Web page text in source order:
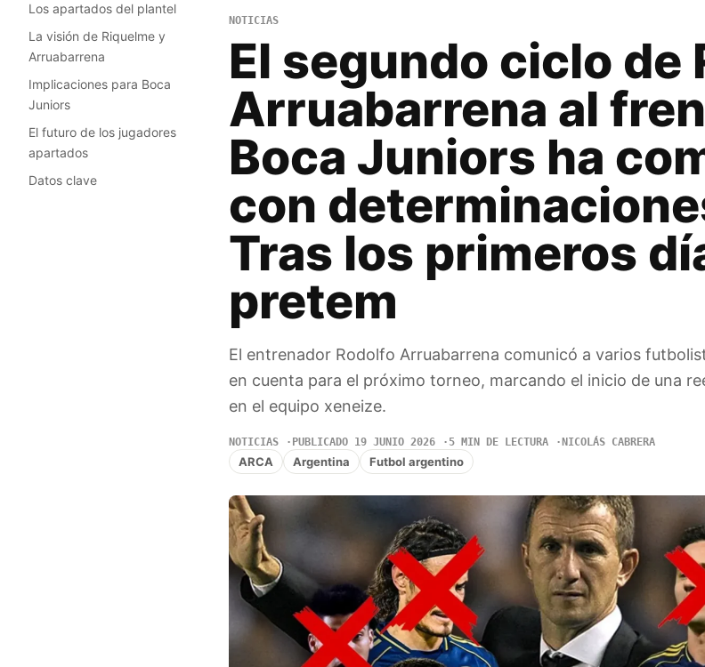
Los apartados del plantel
La visión de Riquelme y
Arruabarrena
Implicaciones para Boca
Juniors
El futuro de los jugadores
apartados
Datos clave
NOTICIAS
El segundo ciclo de
Arruabarrena al
Boca Juniors ha
con
Tras los primeros
pretem
El entrenador Rodolfo Arruabarrena comunicó a varios
en cuenta para el próximo torneo, marcando el inicio de una
en el equipo xeneize.
NOTICIAS PUBLICADO 19 JUNIO 2026 5 MIN DE LECTURA NICOLÁS CABRERA
ARCA Argentina Futbol argentino